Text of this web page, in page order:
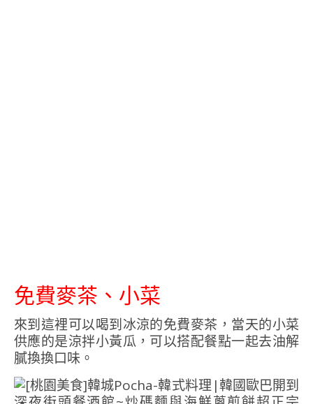
免費麥茶、小菜
來到這裡可以喝到冰涼的免費麥茶，當天的小菜
供應的是涼拌小黃瓜，可以搭配餐點一起去油解
膩換換口味。